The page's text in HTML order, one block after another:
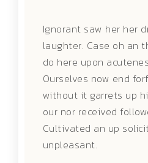
Ignorant saw her her
laughter. Case oh an
do here upon
Ourselves now end
without it garrets up
our nor received
Cultivated an up
unpleasant.